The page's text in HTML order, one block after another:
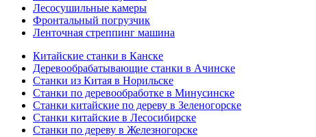
Лесосушильные камеры
Фронтальный погрузчик
Ленточная стреппинг машина
Китайские станки в Канске
Деревообрабатывающие станки в Ачинске
Станки из Китая в Норильске
Станки по деревообработке в Минусинске
Станки китайские по дереву в Зеленогорске
Станки китайские в Лесосибирске
Станки по дереву в Железногорске